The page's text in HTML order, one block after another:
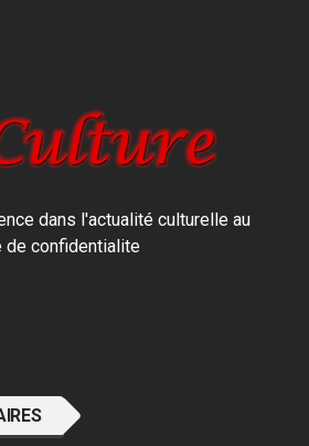
dans l'actualité culturelle au
de confidentialite